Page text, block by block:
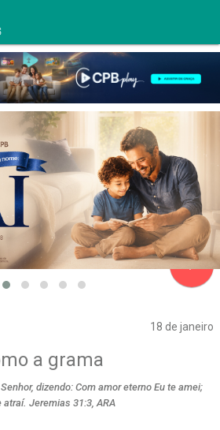
18 de janeiro
a grama
dizendo: Com amor eterno Eu te amei;
Jeremias 31:3, ARA
navigate_next